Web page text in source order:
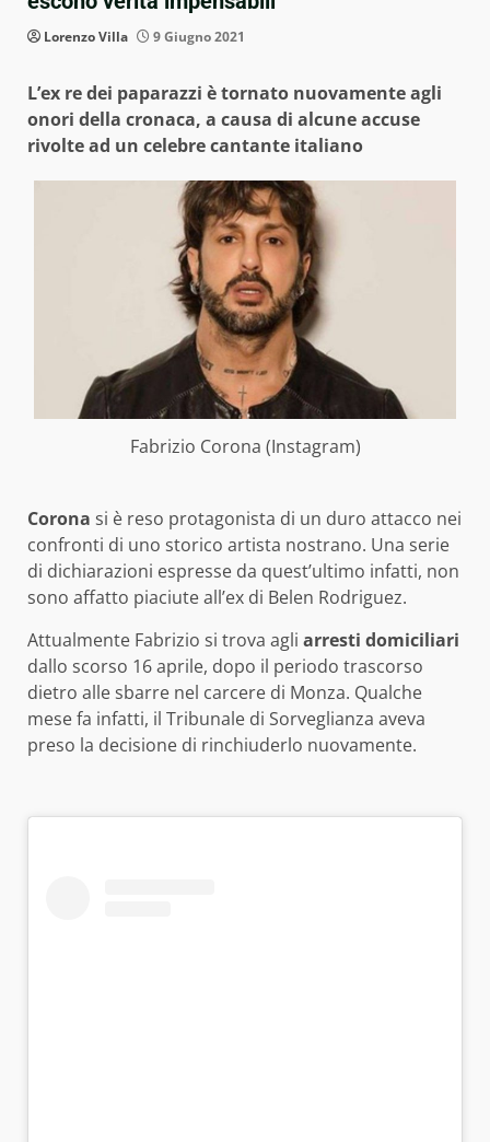
Lorenzo Villa 9 Giugno 2021
L’ex re dei paparazzi è tornato nuovamente agli
onori della cronaca, a causa di alcune accuse
rivolte ad un celebre cantante italiano
Fabrizio Corona (Instagram)
Corona si è reso protagonista di un duro attacco nei
confronti di uno storico artista nostrano. Una serie
di dichiarazioni espresse da quest’ultimo infatti, non
sono affatto piaciute all’ex di Belen Rodriguez.
Attualmente Fabrizio si trova agli arresti domiciliari
dallo scorso 16 aprile, dopo il periodo trascorso
dietro alle sbarre nel carcere di Monza. Qualche
mese fa infatti, il Tribunale di Sorveglianza aveva
preso la decisione di rinchiuderlo nuovamente.